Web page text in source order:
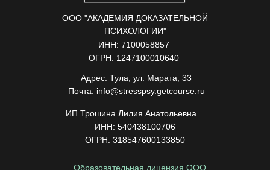
ООО "АКАДЕМИЯ ДОКАЗАТЕЛЬНОЙ
ПСИХОЛОГИИ"
ИП Трошина Лилия Анатольевна
ИНН: 7100058857
ИНН: 540438100706
ОГРН: 1247100010640
ОГРН: 318547600133850
Адрес: Тула, ул. Марата, 33
Почта: info@stresspsy.getcourse.ru
Образовательная лицензия ООО